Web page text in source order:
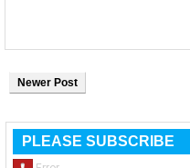
Newer Post
PLEASE SUBSCRIBE